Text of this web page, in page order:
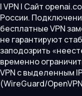
| VPN | Сайт
России.
бесплатные VPN
не гарантируют
заподозрить
временно
VPN с выделенным
(WireGuard/